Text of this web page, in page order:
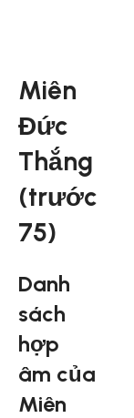
Miên
Đức
Thắng
(trước
75)
Danh
sách
hợp
âm của
Miên